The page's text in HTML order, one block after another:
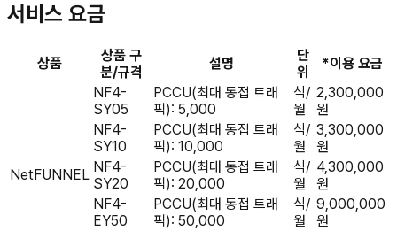
서비스 요금
상품
상품 구
분/규격
설명
단
위
*이용 요금
NetFUNNEL
NF4-
SY05
PCCU(최대 동접 트래
픽): 5,000
식/
월
2,300,000
원
NF4-
SY10
PCCU(최대 동접 트래
픽): 10,000
식/
월
3,300,000
원
NF4-
SY20
PCCU(최대 동접 트래
픽): 20,000
식/
월
4,300,000
원
NF4-
EY50
PCCU(최대 동접 트래
픽): 50,000
식/
월
9,000,000
원